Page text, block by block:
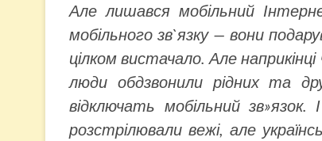
Але лишався мобільний
мобільного зв`язку — вони
цілком вистачало. Але
люди обдзвонили рідних та
відключать мобільний
розстрілювали вежі, але